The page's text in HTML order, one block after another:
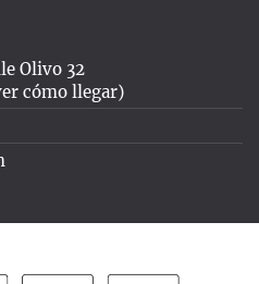
Olivo 32
cómo llegar)